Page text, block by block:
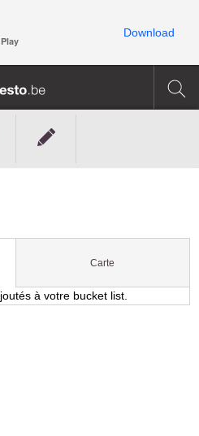
Carte
à votre bucket list.
Download